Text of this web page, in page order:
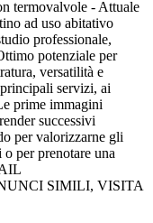
termovalvole - Attuale
ad uso abitativo
professionale,
potenziale per
versatilità e
servizi, ai
prime immagini
successivi
per valorizzarne gli
per prenotare una
SIMILI, VISITA